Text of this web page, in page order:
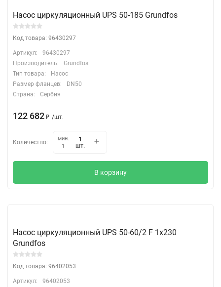
Насос циркуляционный UPS 50-185 Grundfos
Код товара: 96430297
Артикул:
96430297
Производитель:
Grundfos
Тип товара:
Насос
Размер фланцев:
DN50
Страна:
Сербия
122 682 ₽ /шт.
Количество:
мин.
1
шт.
В корзину
Насос циркуляционный UPS 50-60/2 F 1х230
Grundfos
Код товара: 96402053
Артикул:
96402053